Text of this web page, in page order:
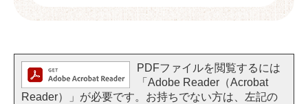
PDFファイルを閲覧するには
「Adobe Reader（Acrobat
Reader）」が必要です。お持ちでない方は、左記の